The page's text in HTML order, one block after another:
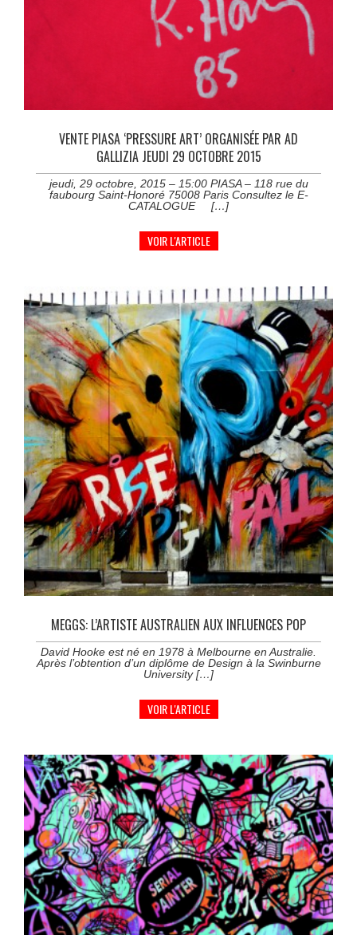
VENTE PIASA ‘PRESSURE ART’ ORGANISÉE PAR AD
GALLIZIA JEUDI 29 OCTOBRE 2015
jeudi, 29 octobre, 2015 – 15:00 PIASA – 118 rue du
faubourg Saint-Honoré 75008 Paris Consultez le E-
CATALOGUE […]
VOIR L'ARTICLE
MEGGS: L’ARTISTE AUSTRALIEN AUX INFLUENCES POP
David Hooke est né en 1978 à Melbourne en Australie.
Après l’obtention d’un diplôme de Design à la Swinburne
University […]
VOIR L'ARTICLE